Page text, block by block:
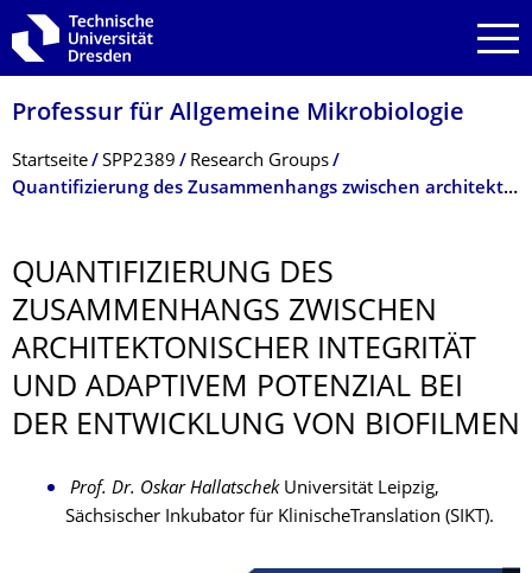
Zur Hauptnavigation springen
Zur Suche springen
Zum Inhalt springen
Professur für Allgemeine Mikrobiologie
Breadcrumb-Menü
Startseite SPP2389
Research Groups
Quantifizierung des Zusammenhangs zwischen architektonischer Integrität und adaptivem Potenzial bei der Entwicklung von Biofilmen
QUANTIFIZIERUNG DES
ZUSAMMENHANGS ZWISCHEN
ARCHITEKTONI­SCHER INTEGRITÄT
UND ADAPTIVEM POTENZIAL BEI
DER ENTWICKLUNG VON BIOFILMEN
Prof. Dr. Oskar Hallatschek Universität Leipzig,
Sächsischer Inkubator für KlinischeTranslation (SIKT).